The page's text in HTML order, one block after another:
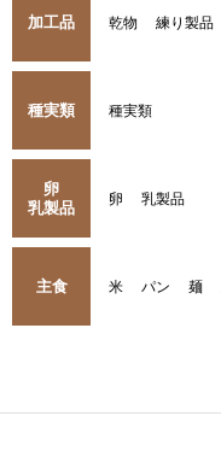
加工品 乾物 練り製品
種実類 種実類
卵
乳製品
卵 乳製品
主食 米 パン 麺